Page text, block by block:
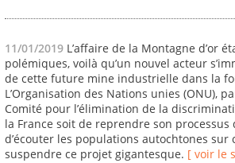
11/01/2019 L’affaire de la Montagne d’or
polémiques, voilà qu’un nouvel acteur
de cette future mine industrielle dans la
L’Organisation des Nations unies (ONU),
Comité pour l’élimination de la
la France soit de reprendre son
d’écouter les populations autochtones sur
suspendre ce projet gigantesque. [ voir le